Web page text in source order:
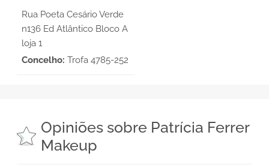
Rua Poeta Cesário Verde
n136 Ed Atlântico Bloco A
loja 1
Concelho: Trofa 4785-252
Opiniões sobre Patrícia Ferrer
Makeup